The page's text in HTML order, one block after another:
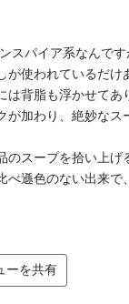
スパイア系なんです
が使われているだけ
は背脂も浮かせてあ
が加わり、絶妙なス
のスープを拾い上げ
べ遜色のない出来で
ーを共有